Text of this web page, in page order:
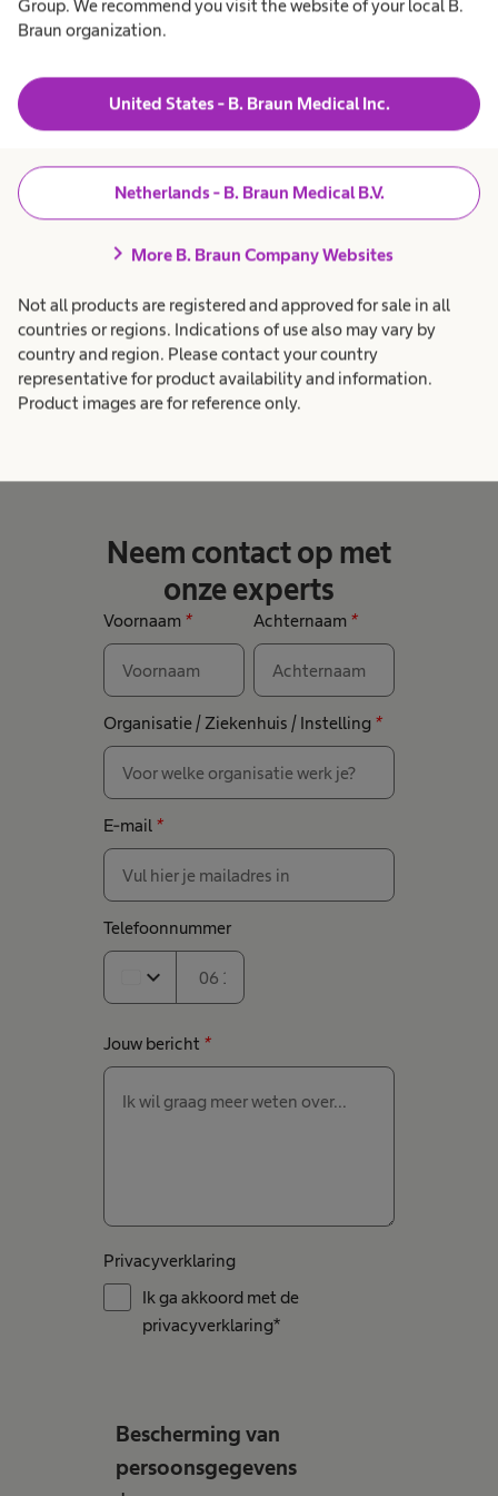
Group. We recommend you visit the website of your local B.
Braun organization.
United States - B. Braun Medical Inc.
Netherlands - B. Braun Medical B.V.
chevron_right More B. Braun Company Websites
Not all products are registered and approved for sale in all
countries or regions. Indications of use also may vary by
country and region. Please contact your country
representative for product availability and information.
Product images are for reference only.
herstellen en de levenskwaliteit verbetert.
Voeding tijdens de oncologiebehandeling
Neem contact op met
onze experts
Voornaam * Achternaam *
Organisatie / Ziekenhuis / Instelling *
E-mail *
Telefoonnummer
expand_more
Jouw bericht *
Privacyverklaring
Ik ga akkoord met de
privacyverklaring*
Bescherming van
persoonsgegevens